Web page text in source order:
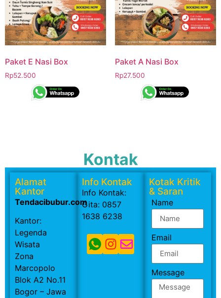
Paket E Nasi Box
Rp52.500
Paket A Nasi Box
Rp27.500
Kontak
Alamat
Kantor
Tendacibubur.com
Kantor:
Legenda
Wisata
Zona
Marcopolo
Blok A2 No.11
Bogor – Jawa
Info Kontak
Info Kontak:
Gita: 0857
1638 6238
Kotak Kritik
& Saran
Name
Email
Message